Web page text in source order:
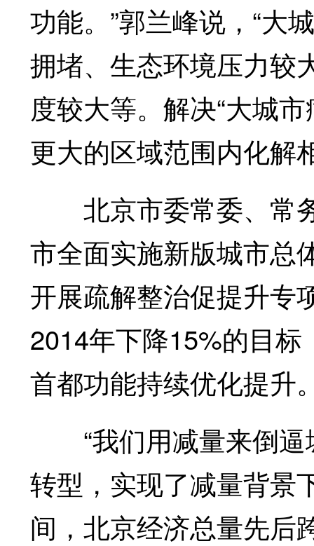
功能。”郭兰峰说，“大
拥堵、生态环境压力较
度较大等。解决“大城
更大的区域范围内化解
北京市委常委、常
市全面实施新版城市总
开展疏解整治促提升专
2014年下降15%的目
首都功能持续优化提升
“我们用减量来倒逼
转型，实现了减量背景
间，北京经济总量先后